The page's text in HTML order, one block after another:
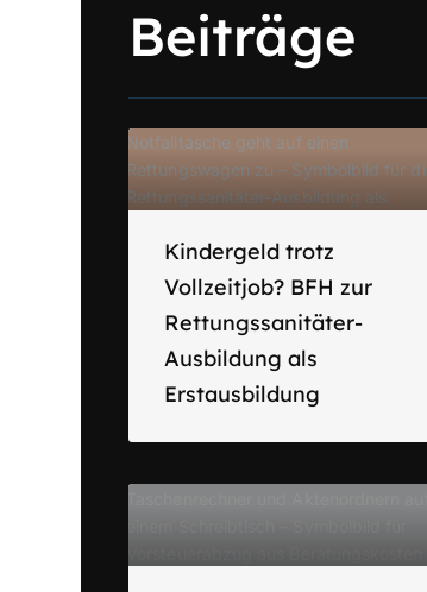
Beiträge
Kindergeld trotz
Vollzeitjob? BFH zur
Rettungssanitäter-
Ausbildung als
Erstausbildung